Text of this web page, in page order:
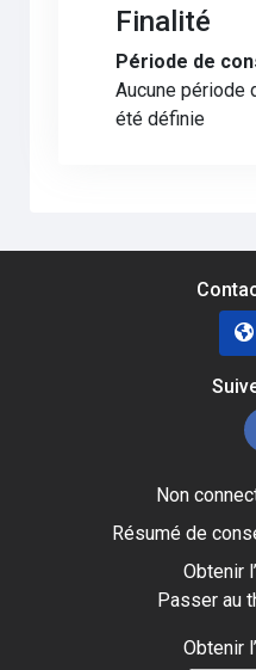
Finalité
Période de
Aucune période
été définie
Non
Résumé de
Obtenir
Passer au
Obtenir